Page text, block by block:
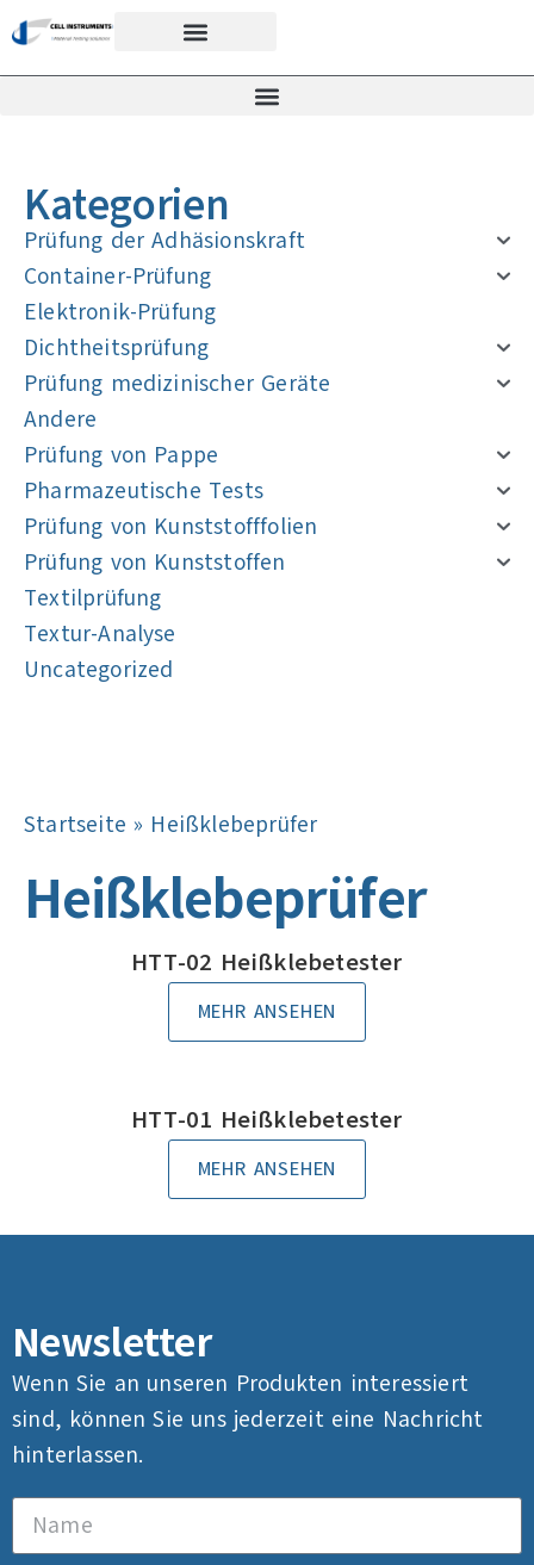
Kategorien
Prüfung der Adhäsionskraft
Container-Prüfung
Elektronik-Prüfung
Dichtheitsprüfung
Prüfung medizinischer Geräte
Andere
Prüfung von Pappe
Pharmazeutische Tests
Prüfung von Kunststofffolien
Prüfung von Kunststoffen
Textilprüfung
Textur-Analyse
Uncategorized
Startseite » Heißklebeprüfer
Heißklebeprüfer
HTT-02 Heißklebetester
MEHR ANSEHEN
HTT-01 Heißklebetester
MEHR ANSEHEN
Newsletter
Wenn Sie an unseren Produkten interessiert
sind, können Sie uns jederzeit eine Nachricht
hinterlassen.